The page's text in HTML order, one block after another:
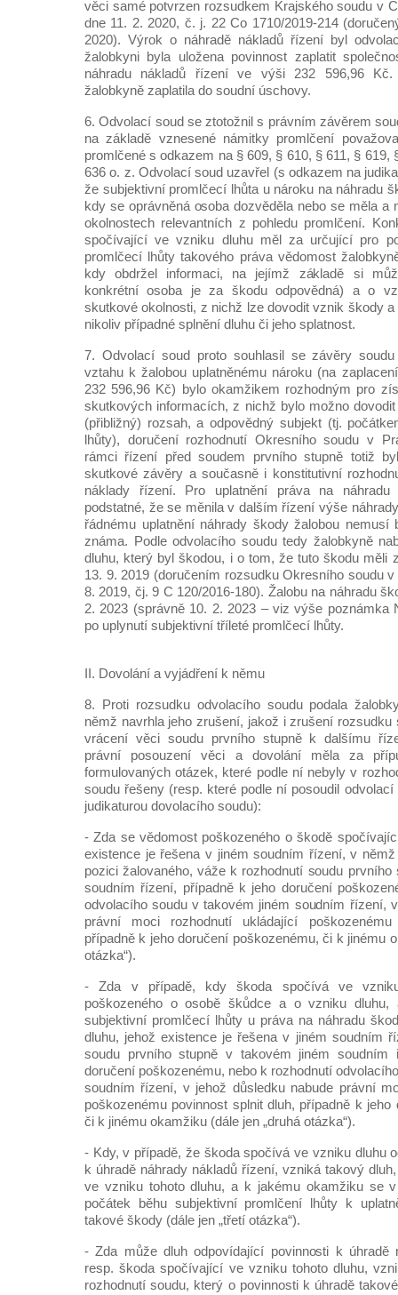
věci samé potvrzen rozsudkem Krajského soudu v
dne 11. 2. 2020, č. j. 22 Co 1710/2019-214
2020). Výrok o náhradě nákladů řízení byl
žalobkyni byla uložena povinnost zaplatit
náhradu nákladů řízení ve výši 232 596,96
žalobkyně zaplatila do soudní úschovy.
6. Odvolací soud se ztotožnil s právním závěrem
na základě vznesené námitky promlčení
promlčené s odkazem na § 609, § 610, § 611, § 619,
636 o. z. Odvolací soud uzavřel (s odkazem na
že subjektivní promlčecí lhůta u nároku na náhradu
kdy se oprávněná osoba dozvěděla nebo se měla a
okolnostech relevantních z pohledu promlčení.
spočívající ve vzniku dluhu měl za určující pro
promlčecí lhůty takového práva vědomost
kdy obdržel informaci, na jejímž základě si
konkrétní osoba je za škodu odpovědná) a o
skutkové okolnosti, z nichž lze dovodit vznik škody
nikoliv případné splnění dluhu či jeho splatnost.
7. Odvolací soud proto souhlasil se závěry
vztahu k žalobou uplatněnému nároku (na
232 596,96 Kč) bylo okamžikem rozhodným pro
skutkových informacích, z nichž bylo možno
(přibližný) rozsah, a odpovědný subjekt (tj.
lhůty), doručení rozhodnutí Okresního soudu v
rámci řízení před soudem prvního stupně totiž
skutkové závěry a současně i konstitutivní
náklady řízení. Pro uplatnění práva na náhradu
podstatné, že se měnila v dalším řízení výše
řádnému uplatnění náhrady škody žalobou
známa. Podle odvolacího soudu tedy žalobkyně
dluhu, který byl škodou, i o tom, že tuto škodu měli
13. 9. 2019 (doručením rozsudku Okresního soudu
8. 2019, čj. 9 C 120/2016-180). Žalobu na náhradu
2. 2023 (správně 10. 2. 2023 – viz výše poznámka
po uplynutí subjektivní tříleté promlčecí lhůty.
II. Dovolání a vyjádření k němu
8. Proti rozsudku odvolacího soudu podala
němž navrhla jeho zrušení, jakož i zrušení rozsudku
vrácení věci soudu prvního stupně k dalšímu
právní posouzení věci a dovolání měla za
formulovaných otázek, které podle ní nebyly v
soudu řešeny (resp. které podle ní posoudil
judikaturou dovolacího soudu):
- Zda se vědomost poškozeného o škodě
existence je řešena v jiném soudním řízení, v
pozici žalovaného, váže k rozhodnutí soudu
soudním řízení, případně k jeho doručení
odvolacího soudu v takovém jiném soudním řízení,
právní moci rozhodnutí ukládající
případně k jeho doručení poškozenému, či k jinému
otázka“).
- Zda v případě, kdy škoda spočívá ve
poškozeného o osobě škůdce a o vzniku
subjektivní promlčecí lhůty u práva na náhradu
dluhu, jehož existence je řešena v jiném soudním
soudu prvního stupně v takovém jiném soudním
doručení poškozenému, nebo k rozhodnutí
soudním řízení, v jehož důsledku nabude právní
poškozenému povinnost splnit dluh, případně k jeho
či k jinému okamžiku (dále jen „druhá otázka“).
- Kdy, v případě, že škoda spočívá ve vzniku dluhu
k úhradě náhrady nákladů řízení, vzniká takový
ve vzniku tohoto dluhu, a k jakému okamžiku se
počátek běhu subjektivní promlčení lhůty k
takové škody (dále jen „třetí otázka“).
- Zda může dluh odpovídající povinnosti k úhradě
resp. škoda spočívající ve vzniku tohoto dluhu,
rozhodnutí soudu, který o povinnosti k úhradě